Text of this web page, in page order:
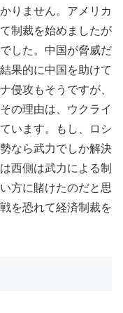
りません。アメリカ
制裁を始めましたが
した。中国が脅威だ
果的に中国を助けて
侵攻もそうですが、
の理由は、ウクライ
います。もし、ロシ
なら武力でしか解決
西側は武力による制
方に賭けたのだと思
を恐れて経済制裁を